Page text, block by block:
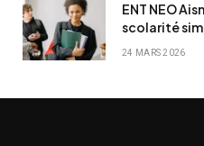
ENT NEO
scolarité
24 MARS 2026